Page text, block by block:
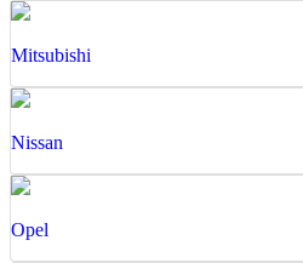
Mitsubishi
Nissan
Opel